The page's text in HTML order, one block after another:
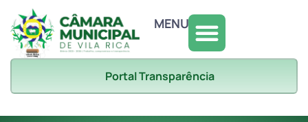
MENU
Portal Transparência